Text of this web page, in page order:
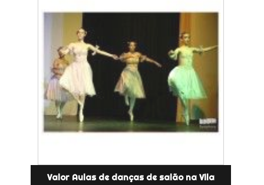
Valor Aulas de danças de salão na Vila